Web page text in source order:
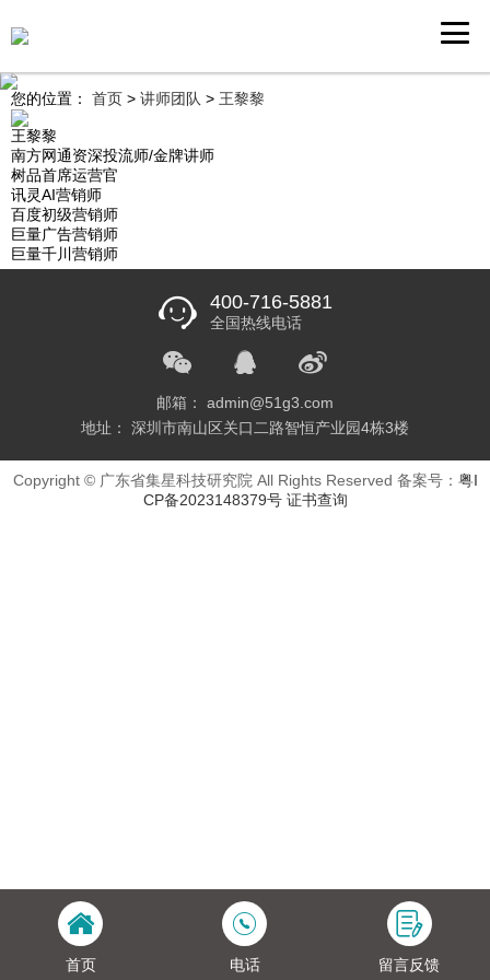
您的位置： 首页 > 讲师团队 > 王黎黎
王黎黎
南方网通资深投流师/金牌讲师
树品首席运营官
讯灵AI营销师
百度初级营销师
巨量广告营销师
巨量千川营销师
400-716-5881
全国热线电话
邮箱： admin@51g3.com
地址： 深圳市南山区关口二路智恒产业园4栋3楼
Copyright © 广东省集星科技研究院 All Rights Reserved 备案号： 粤I
CP备2023148379号 证书查询
首页 电话 留言反馈